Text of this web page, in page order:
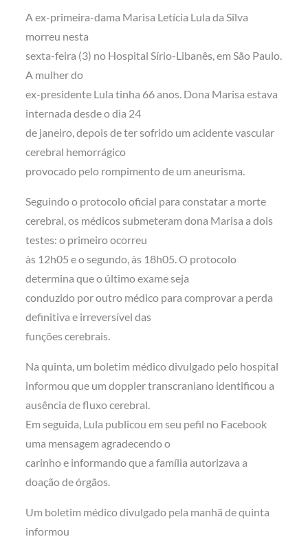
A ex-primeira-dama Marisa Letícia Lula da Silva
morreu nesta
sexta-feira (3) no Hospital Sírio-Libanês, em São Paulo.
A mulher do
ex-presidente Lula tinha 66 anos. Dona Marisa estava
internada desde o dia 24
de janeiro, depois de ter sofrido um acidente vascular
cerebral hemorrágico
provocado pelo rompimento de um aneurisma.
Seguindo o protocolo oficial para constatar a morte
cerebral, os médicos submeteram dona Marisa a dois
testes: o primeiro ocorreu
às 12h05 e o segundo, às 18h05. O protocolo
determina que o último exame seja
conduzido por outro médico para comprovar a perda
definitiva e irreversível das
funções cerebrais.
Na quinta, um boletim médico divulgado pelo hospital
informou que um doppler transcraniano identificou a
ausência de fluxo cerebral.
Em seguida, Lula publicou em seu pefil no Facebook
uma mensagem agradecendo o
carinho e informando que a família autorizava a
doação de órgãos.
Um boletim médico divulgado pela manhã de quinta
informou